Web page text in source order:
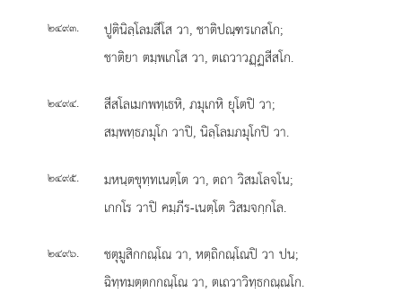
๒๔๙๓.
ปูตินิลฺโลมสีโส วา, ชาติปณฺฑรเกสโก;
ชาติยา ตมฺพเกโส วา, ตเถวาวฏฺฏสีสโก.
๒๔๙๔.
สีสโลเมกพทฺเธหิ, ภมุเกหิ ยุโตปิ วา;
สมฺพทฺธภมุโก วาปิ, นิลฺโลมภมุโกปิ วา.
๒๔๙๕.
มหนฺตขุทฺทเนตฺโต วา, ตถา วิสมโลจโน;
เกกโร วาปิ คมฺภีร-เนตฺโต วิสมจกฺกโล.
๒๔๙๖.
ชตุมูสิกกณฺโณ วา, หตฺถิกณฺโณปิ วา ปน;
ฉิทฺทมตฺตกกณฺโณ วา, ตเถวาวิทฺธกณฺณโก.